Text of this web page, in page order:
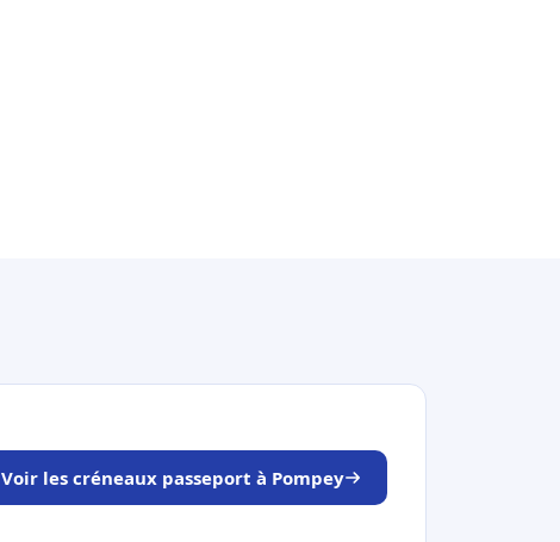
Voir les créneaux passeport à Pompey